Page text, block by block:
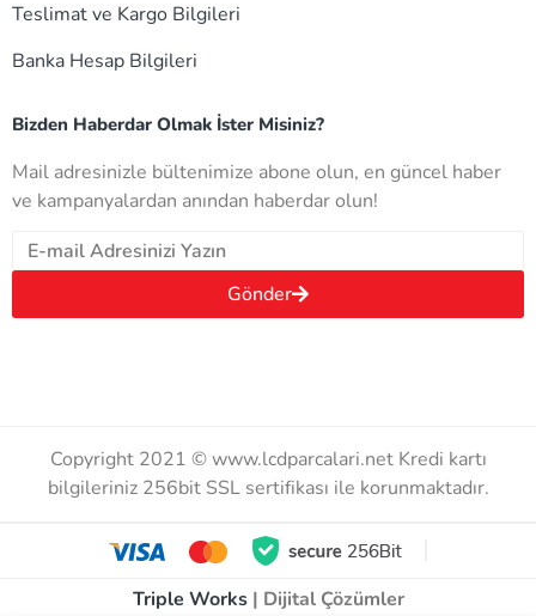
Teslimat ve Kargo Bilgileri
Banka Hesap Bilgileri
Bizden Haberdar Olmak İster Misiniz?
Mail adresinizle bültenimize abone olun, en güncel haber
ve kampanyalardan anından haberdar olun!
Gönder
Copyright 2021 © www.lcdparcalari.net Kredi kartı
bilgileriniz 256bit SSL sertifikası ile korunmaktadır.
Triple Works| Dijital Çözümler